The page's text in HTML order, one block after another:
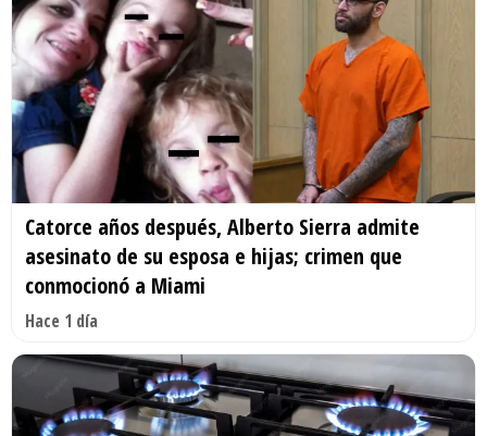
Catorce años después, Alberto Sierra admite
asesinato de su esposa e hijas; crimen que
conmocionó a Miami
Hace 1 día